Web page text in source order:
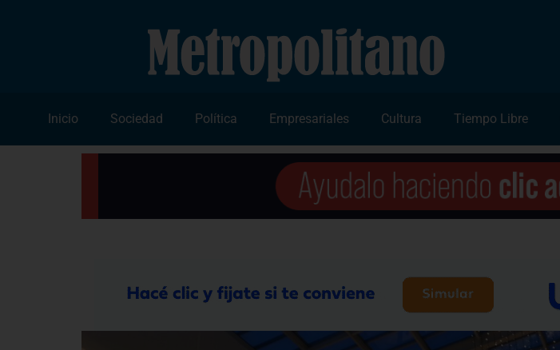
Inicio Sociedad Política Empresariales Cultura Tiempo Libre